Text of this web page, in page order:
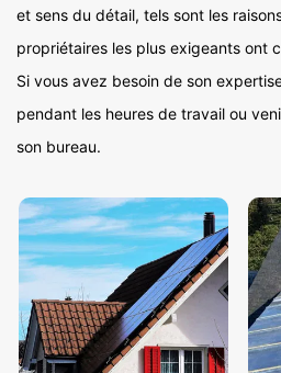
et sens du détail, tels sont les
propriétaires les plus exigeants ont
Si vous avez besoin de son
pendant les heures de travail ou
son bureau.